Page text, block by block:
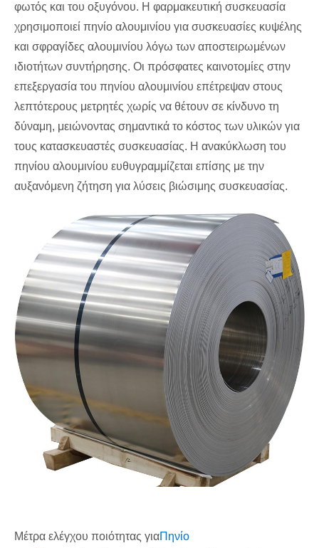
φωτός και του οξυγόνου. Η φαρμακευτική συσκευασία
χρησιμοποιεί πηνίο αλουμινίου για συσκευασίες κυψέλης
και σφραγίδες αλουμινίου λόγω των αποστειρωμένων
ιδιοτήτων συντήρησης. Οι πρόσφατες καινοτομίες στην
επεξεργασία του πηνίου αλουμινίου επέτρεψαν στους
λεπτότερους μετρητές χωρίς να θέτουν σε κίνδυνο τη
δύναμη, μειώνοντας σημαντικά το κόστος των υλικών για
τους κατασκευαστές συσκευασίας. Η ανακύκλωση του
πηνίου αλουμινίου ευθυγραμμίζεται επίσης με την
αυξανόμενη ζήτηση για λύσεις βιώσιμης συσκευασίας.
Μέτρα ελέγχου ποιότητας γιαΠηνίο